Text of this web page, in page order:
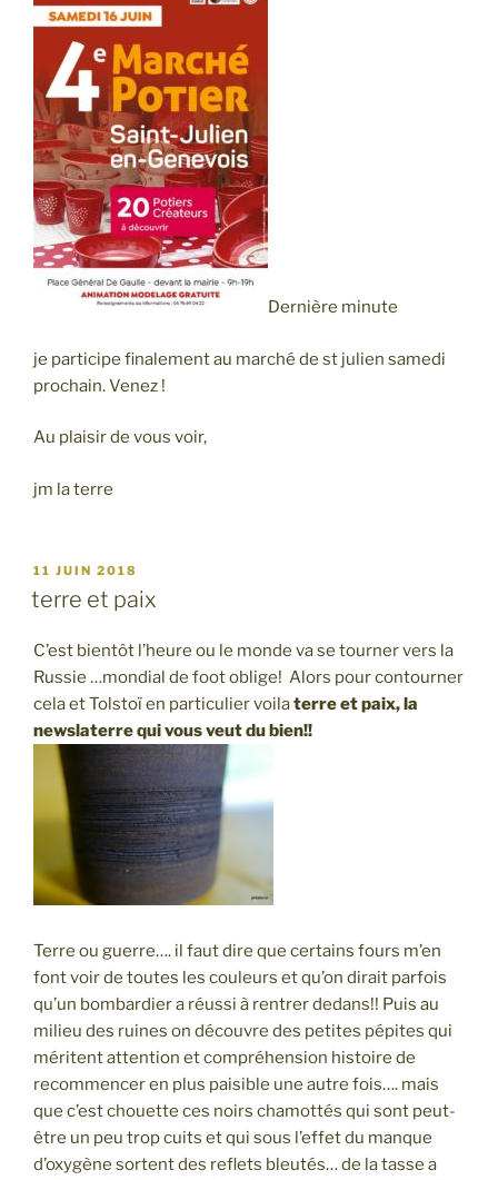
Dernière minute
je participe finalement au marché de st julien samedi
prochain. Venez !
Au plaisir de vous voir,
jm la terre
PUBLIÉ
LE
11 JUIN 2018
terre et paix
C’est bientôt l’heure ou le monde va se tourner vers la
Russie …mondial de foot oblige! Alors pour contourner
cela et Tolstoï en particulier voilaterre et paix,la
newslaterre qui vous veut du bien!!
Terre ou guerre…. il faut dire que certains fours m’en
font voir de toutes les couleurs et qu’on dirait parfois
qu’un bombardier a réussi à rentrer dedans!! Puis au
milieu des ruines on découvre des petites pépites qui
méritent attention et compréhension histoire de
recommencer en plus paisible une autre fois…. mais
que c’est chouette ces noirs chamottés qui sont peut-
être un peu trop cuits et qui sous l’effet du manque
d’oxygène sortent des reflets bleutés… de la tasse a